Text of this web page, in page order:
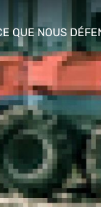
QUE NOUS
hide sub